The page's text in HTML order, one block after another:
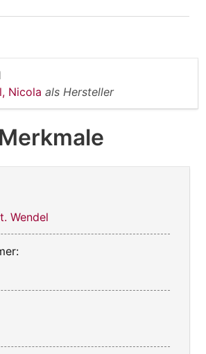
Nicola als Hersteller
Merkmale
Wendel